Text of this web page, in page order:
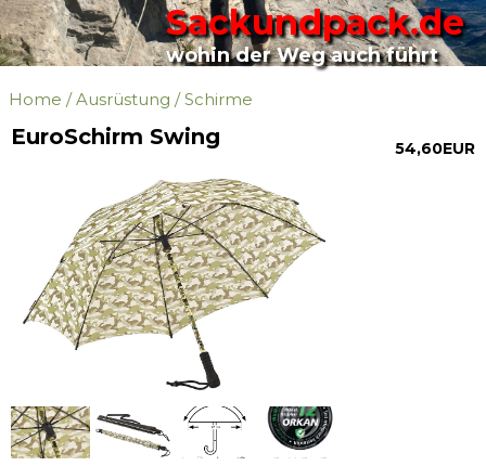
Sackundpack.de
wohin der Weg auch führt
Home /Ausrüstung /Schirme
54,60EUR
EuroSchirm Swing